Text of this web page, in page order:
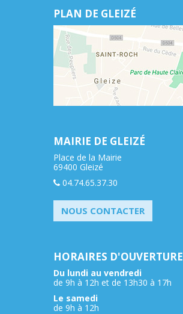
PLAN DE GLEIZÉ
MAIRIE DE GLEIZÉ
Place de la Mairie
69400 Gleizé
04.74.65.37.30
NOUS CONTACTER
HORAIRES D'OUVERTURE
Du lundi au vendredi
de 9h à 12h et de 13h30 à 17h
Le samedi
de 9h à 12h